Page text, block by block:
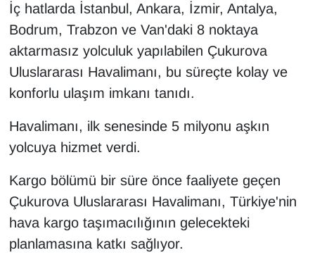
İç hatlarda İstanbul, Ankara, İzmir, Antalya,
Bodrum, Trabzon ve Van'daki 8 noktaya
aktarmasız yolculuk yapılabilen Çukurova
Uluslararası Havalimanı, bu süreçte kolay ve
konforlu ulaşım imkanı tanıdı.
Havalimanı, ilk senesinde 5 milyonu aşkın
yolcuya hizmet verdi.
Kargo bölümü bir süre önce faaliyete geçen
Çukurova Uluslararası Havalimanı, Türkiye'nin
hava kargo taşımacılığının gelecekteki
planlamasına katkı sağlıyor.
POLİTİKA
Resmi İlanlar
RÖPORTAJ
SAĞLIK
Seri İlan
Sinema - TV
SİYASET